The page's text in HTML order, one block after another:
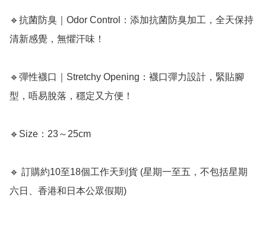
🔹抗菌防臭｜Odor Control：添加抗菌防臭加工，全天保持
清新感覺，無懼汗味！
🔹彈性襪口｜Stretchy Opening：襪口彈力設計，緊貼腳
型，唔易脫落，穩定又方便！
🔹Size：23～25cm
🔹 訂購約10至18個工作天到貨 (星期一至五，不包括星期
六日、香港和日本公眾假期) ﻿